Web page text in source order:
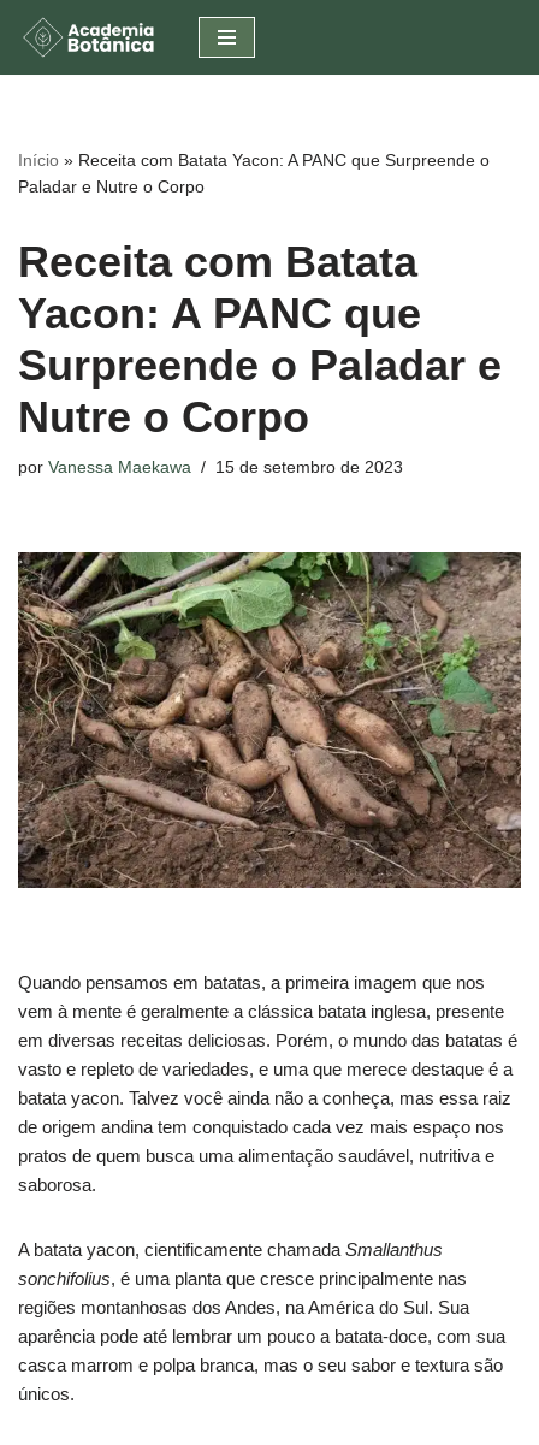
Pular
conteúdo
Início » Receita com Batata Yacon: A PANC que Surpreende o
Paladar e Nutre o Corpo
Receita com Batata
Yacon: A PANC que
Surpreende o Paladar e
Nutre o Corpo
por Vanessa Maekawa 15 de setembro de 2023
Quando pensamos em batatas, a primeira imagem que nos
vem à mente é geralmente a clássica batata inglesa, presente
em diversas receitas deliciosas. Porém, o mundo das batatas é
vasto e repleto de variedades, e uma que merece destaque é a
batata yacon. Talvez você ainda não a conheça, mas essa raiz
de origem andina tem conquistado cada vez mais espaço nos
pratos de quem busca uma alimentação saudável, nutritiva e
saborosa.
A batata yacon, cientificamente chamada Smallanthus
sonchifolius, é uma planta que cresce principalmente nas
regiões montanhosas dos Andes, na América do Sul. Sua
aparência pode até lembrar um pouco a batata-doce, com sua
casca marrom e polpa branca, mas o seu sabor e textura são
únicos.